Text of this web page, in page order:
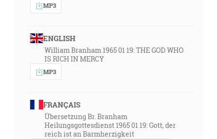
MP3
ENGLISH
William Branham 1965 01 19: THE GOD WHO
IS RICH IN MERCY
MP3
FRANÇAIS
Übersetzung Br. Branham
Heilungsgottesdienst 1965 01 19: Gott, der
reich ist an Barmherzigkeit